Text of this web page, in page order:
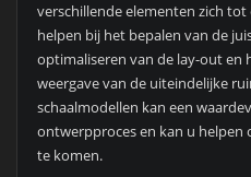
verschillende elementen zich
helpen bij het bepalen van de
optimaliseren van de lay-out en
weergave van de uiteindelijke
schaalmodellen kan een
ontwerpproces en kan u
te komen.